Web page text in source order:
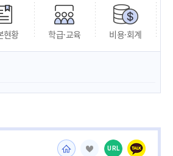
현황 학급·교육 비용·회계
URL